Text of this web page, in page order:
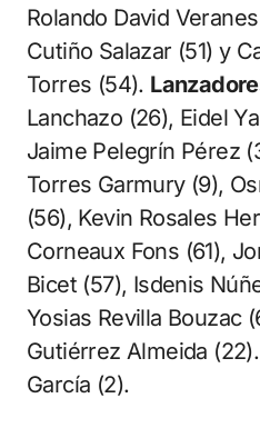
Rolando David
Cutiño Salazar (51) y
Torres (54).
Lanchazo (26), Eidel
Jaime Pelegrín Pérez
Torres Garmury (9),
(56), Kevin Rosales
Corneaux Fons (61),
Bicet (57), Isdenis
Yosias Revilla Bouzac
Gutiérrez Almeida
García (2).